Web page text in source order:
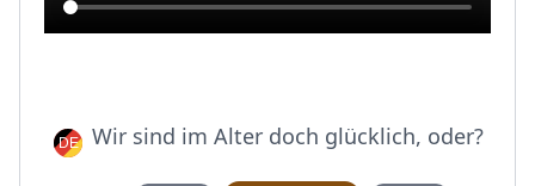
Wir sind im Alter doch glücklich, oder?